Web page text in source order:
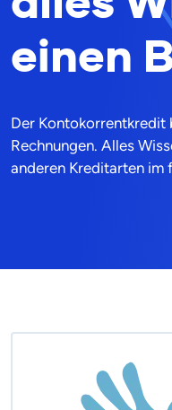
einen
Der Kontokorrentkredit
Rechnungen. Alles
anderen Kreditarten im